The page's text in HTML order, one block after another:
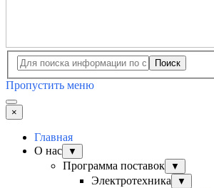
Поиск
Пропустить меню
×
Главная
О нас
▼
Программа поставок ▼
Электротехника ▼